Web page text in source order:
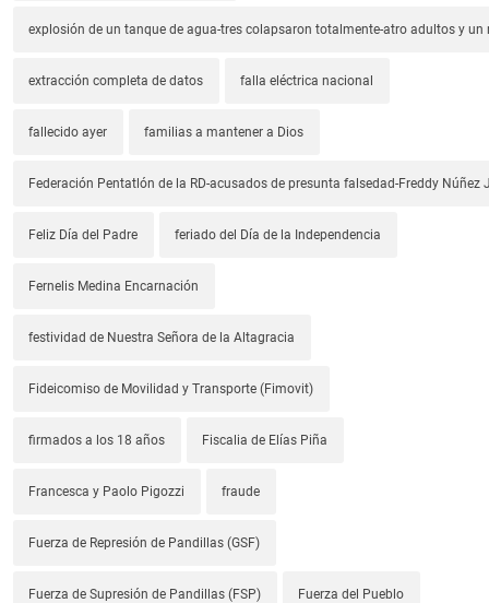
explosión de un tanque de agua-tres colapsaron totalmente-atro adultos y un
extracción completa de datos falla eléctrica nacional
fallecido ayer familias a mantener a Dios
Federación Pentatlón de la RD-acusados de presunta falsedad-Freddy Núñez
Feliz Día del Padre feriado del Día de la Independencia
Fernelis Medina Encarnación
festividad de Nuestra Señora de la Altagracia
Fideicomiso de Movilidad y Transporte (Fimovit)
firmados a los 18 años Fiscalia de Elías Piña
Francesca y Paolo Pigozzi fraude
Fuerza de Represión de Pandillas (GSF)
Fuerza de Supresión de Pandillas (FSP) Fuerza del Pueblo